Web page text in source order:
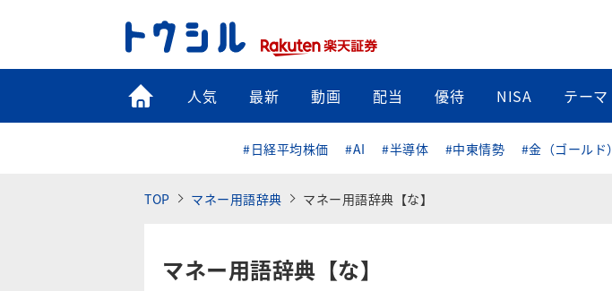
トップ
人気 最新 動画 配当 優待 NISA テーマ
#日経平均株価 #AI #半導体 #中東情勢 #金（ゴールド）
TOP マネー用語辞典 マネー用語辞典【な】
マネー用語辞典【な】